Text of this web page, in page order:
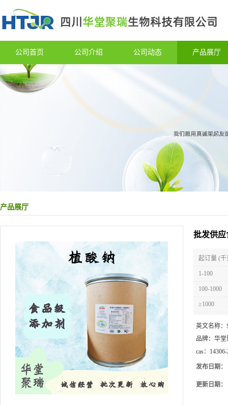
公司首页 公司介绍 公司动态 产品展厅
产品展厅
批发供应
起订量 (千
1-100
100-1000
≥1000
英文名称：
品牌： 华堂
cas：
发布日期：
更新日期：